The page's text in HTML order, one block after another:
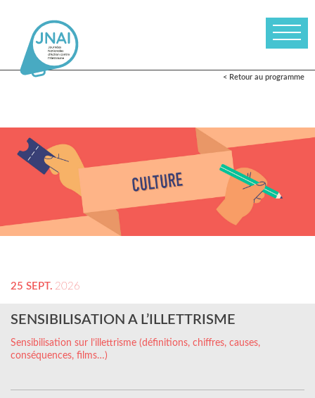
< Retour au programme
25 SEPT. 2026
SENSIBILISATION A L’ILLETTRISME
Sensibilisation sur l’illettrisme (définitions, chiffres, causes,
conséquences, films…)